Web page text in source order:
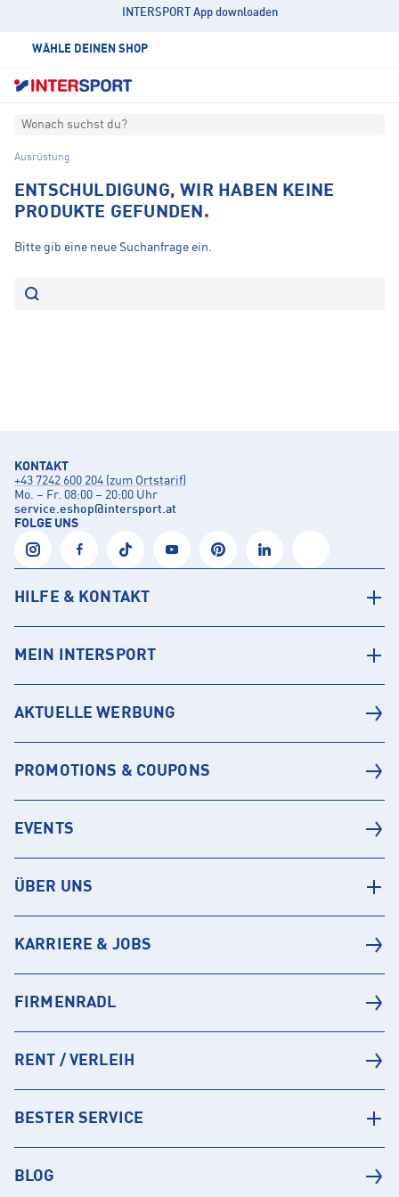
INTERSPORT App downloaden
WÄHLE DEINEN SHOP
Wonach suchst du?
Ausrüstung
ENTSCHULDIGUNG, WIR HABEN KEINE
PRODUKTE GEFUNDEN
Bitte gib eine neue Suchanfrage ein.
KONTAKT
+43 7242 600 204 (zum Ortstarif)
Mo. – Fr. 08:00 – 20:00 Uhr
service.eshop@intersport.at
FOLGE UNS
HILFE & KONTAKT
MEIN INTERSPORT
AKTUELLE WERBUNG
PROMOTIONS & COUPONS
EVENTS
ÜBER UNS
KARRIERE & JOBS
FIRMENRADL
RENT / VERLEIH
BESTER SERVICE
BLOG